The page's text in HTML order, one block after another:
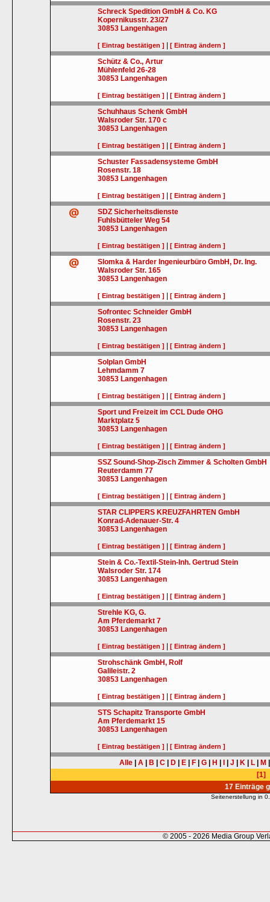
Schreck Spedition GmbH & Co. KG
Kopernikusstr. 23/27
30853 Langenhagen
[ Eintrag bestätigen ] |[ Eintrag ändern ]
Schütz & Co., Artur
Mühlenfeld 26-28
30853 Langenhagen
[ Eintrag bestätigen ] |[ Eintrag ändern ]
Schuhhaus Schenk GmbH
Walsroder Str. 170 c
30853 Langenhagen
[ Eintrag bestätigen ] |[ Eintrag ändern ]
Schuster Fassadensysteme GmbH
Rosenstr. 18
30853 Langenhagen
[ Eintrag bestätigen ] |[ Eintrag ändern ]
SDZ Sicherheitsdienste
Fuhlsbütteler Weg 54
30853 Langenhagen
[ Eintrag bestätigen ] |[ Eintrag ändern ]
Slomka & Harder Ingenieurbüro GmbH, Dr. Ing.
Walsroder Str. 165
30853 Langenhagen
[ Eintrag bestätigen ] |[ Eintrag ändern ]
Sofrontec Schneider GmbH
Rosenstr. 23
30853 Langenhagen
[ Eintrag bestätigen ] |[ Eintrag ändern ]
Solplan GmbH
Lehmdamm 7
30853 Langenhagen
[ Eintrag bestätigen ] |[ Eintrag ändern ]
Sport und Freizeit im CCL Dude OHG
Marktplatz 5
30853 Langenhagen
[ Eintrag bestätigen ] |[ Eintrag ändern ]
SSZ Sound-Shop-Zisch Zimmer & Scholten GmbH
Reuterdamm 77
30853 Langenhagen
[ Eintrag bestätigen ] |[ Eintrag ändern ]
STAR CLIPPERS KREUZFAHRTEN GmbH
Konrad-Adenauer-Str. 4
30853 Langenhagen
[ Eintrag bestätigen ] |[ Eintrag ändern ]
Stein & Co.-Textil-Stein-Inh. Gertrud Stein
Walsroder Str. 174
30853 Langenhagen
[ Eintrag bestätigen ] |[ Eintrag ändern ]
Strehle KG, G.
Am Pferdemarkt 7
30853 Langenhagen
[ Eintrag bestätigen ] |[ Eintrag ändern ]
Strohschänk GmbH, Rolf
Galileistr. 2
30853 Langenhagen
[ Eintrag bestätigen ] |[ Eintrag ändern ]
STS Schapitz Transporte GmbH
Am Pferdemarkt 15
30853 Langenhagen
[ Eintrag bestätigen ] |[ Eintrag ändern ]
Alle A B C D E F G H J K L M
[1]
17 Einträge
Seitenerstellung in
© 2005 - 2026 Media Group